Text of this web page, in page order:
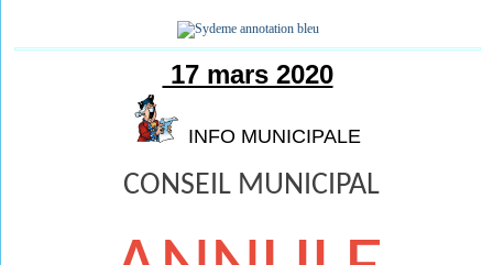
17 mars 2020
INFO MUNICIPALE
CONSEIL MUNICIPAL